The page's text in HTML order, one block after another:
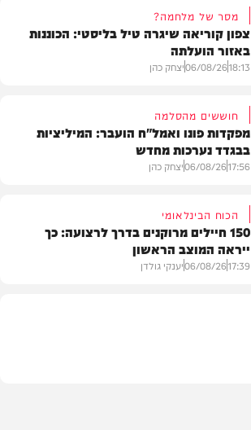
מסר של מלחמה?
צפון קוריאה שיגרה טיל בליסטי: הכוננות
באזור הועלתה
18:13
06/08/26יצחק כהן
חוששים מהסלמה
מפקדות פונו ואמל"ח הועבר: המיליציות
בבגדד נערכות מחדש
17:56
06/08/26יצחק כהן
הכוח הבינלאומי
150 חיילים מרוקנים בדרך לרצועה: כך
ייראה המוצב הראשון
17:39
06/08/26יענקי גולדן